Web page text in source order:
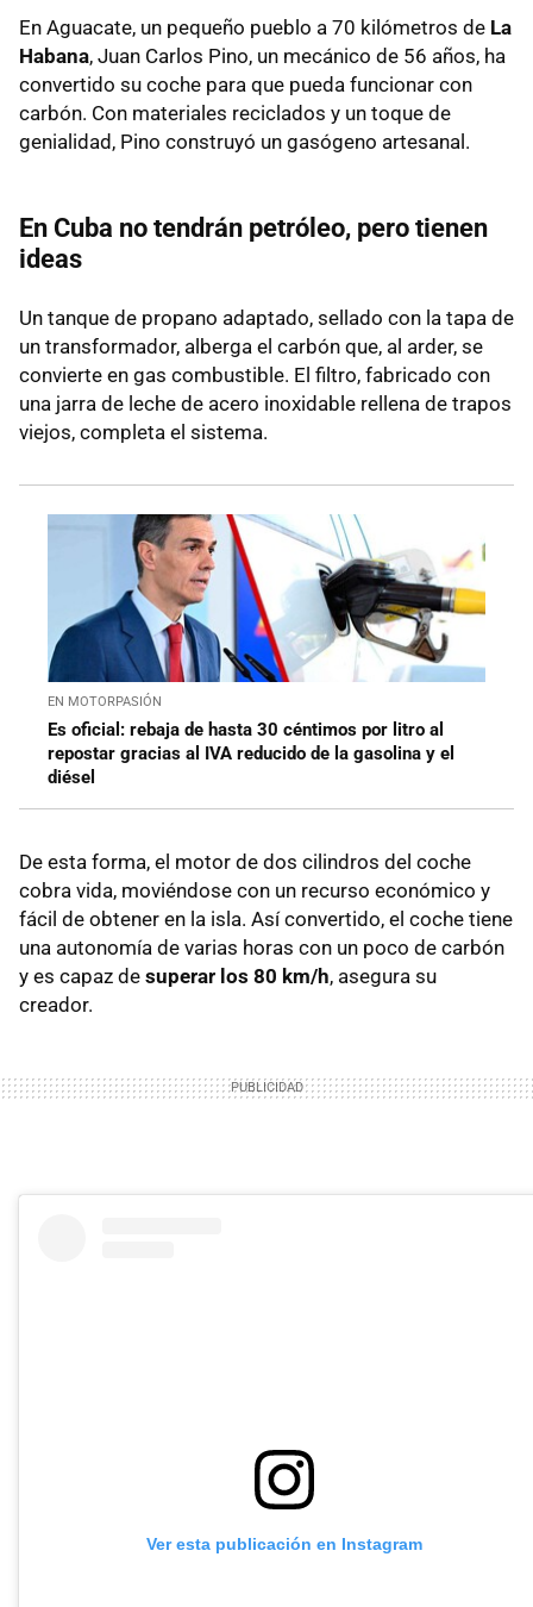
En Aguacate, un pequeño pueblo a 70 kilómetros de La
Habana, Juan Carlos Pino, un mecánico de 56 años, ha
convertido su coche para que pueda funcionar con
carbón. Con materiales reciclados y un toque de
genialidad, Pino construyó un gasógeno artesanal.
En Cuba no tendrán petróleo, pero tienen
ideas
Un tanque de propano adaptado, sellado con la tapa de
un transformador, alberga el carbón que, al arder, se
convierte en gas combustible. El filtro, fabricado con
una jarra de leche de acero inoxidable rellena de trapos
viejos, completa el sistema.
EN MOTORPASIÓN
Es oficial: rebaja de hasta 30 céntimos por litro al
repostar gracias al IVA reducido de la gasolina y el
diésel
De esta forma, el motor de dos cilindros del coche
cobra vida, moviéndose con un recurso económico y
fácil de obtener en la isla. Así convertido, el coche tiene
una autonomía de varias horas con un poco de carbón
y es capaz de superar los 80 km/h, asegura su
creador.
Ver esta publicación en Instagram